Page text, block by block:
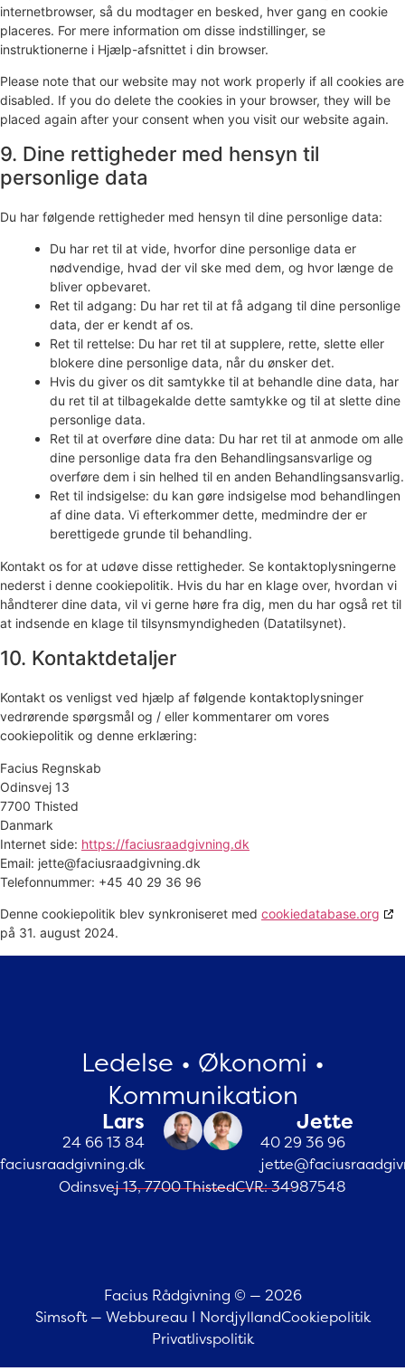
internetbrowser, så du modtager en besked, hver gang en cookie
placeres. For mere information om disse indstillinger, se
instruktionerne i Hjælp-afsnittet i din browser.
Please note that our website may not work properly if all cookies are
disabled. If you do delete the cookies in your browser, they will be
placed again after your consent when you visit our website again.
9. Dine rettigheder med hensyn til
personlige data
Du har følgende rettigheder med hensyn til dine personlige data:
Du har ret til at vide, hvorfor dine personlige data er
nødvendige, hvad der vil ske med dem, og hvor længe de
bliver opbevaret.
Ret til adgang: Du har ret til at få adgang til dine personlige
data, der er kendt af os.
Ret til rettelse: Du har ret til at supplere, rette, slette eller
blokere dine personlige data, når du ønsker det.
Hvis du giver os dit samtykke til at behandle dine data, har
du ret til at tilbagekalde dette samtykke og til at slette dine
personlige data.
Ret til at overføre dine data: Du har ret til at anmode om alle
dine personlige data fra den Behandlingsansvarlige og
overføre dem i sin helhed til en anden Behandlingsansvarlig.
Ret til indsigelse: du kan gøre indsigelse mod behandlingen
af ​​dine data. Vi efterkommer dette, medmindre der er
berettigede grunde til behandling.
Kontakt os for at udøve disse rettigheder. Se kontaktoplysningerne
nederst i denne cookiepolitik. Hvis du har en klage over, hvordan vi
håndterer dine data, vil vi gerne høre fra dig, men du har også ret til
at indsende en klage til tilsynsmyndigheden (Datatilsynet).
10. Kontaktdetaljer
Kontakt os venligst ved hjælp af følgende kontaktoplysninger
vedrørende spørgsmål og / eller kommentarer om vores
cookiepolitik og denne erklæring:
Facius Regnskab
Odinsvej 13
7700 Thisted
Danmark
Internet side: https://faciusraadgivning.dk
Email: jette@faciusraadgivning.dk
Telefonnummer: +45 40 29 36 96
Denne cookiepolitik blev synkroniseret med cookiedatabase.org
på 31. august 2024.
Ledelse • Økonomi •
Kommunikation
Lars
24 66 13 84
Jette
40 29 36 96
Odinsvej 13, 7700 ThistedCVR: 34987548
Facius Rådgivning © — 2026
Simsoft — Webbureau I NordjyllandCookiepolitik
Privatlivspolitik